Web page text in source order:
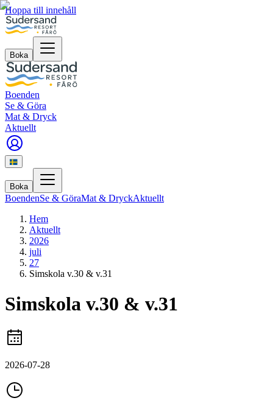
Hoppa till innehåll
Boka
Boenden
Se & Göra
Mat & Dryck
Aktuellt
Boka
BoendenSe & GöraMat & DryckAktuellt
Hem
Aktuellt
2026
juli
27
Simskola v.30 & v.31
Simskola v.30 & v.31
2026-07-28